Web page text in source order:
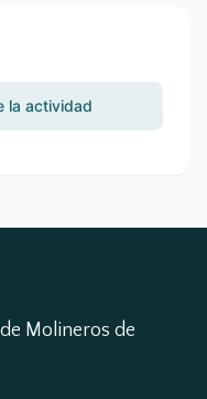
la actividad
Molineros de